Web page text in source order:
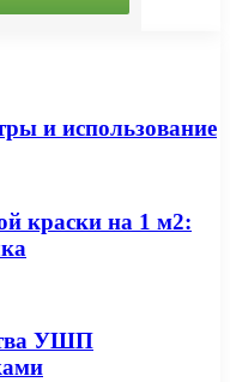
и использование
краски на 1 м2:
УШП